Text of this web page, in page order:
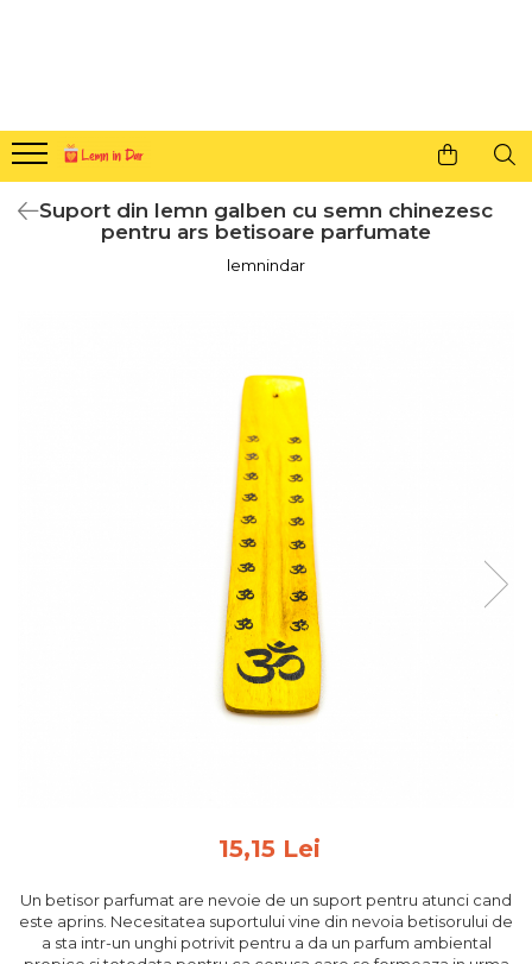
Agende din lemn
Agende 10x10
Semne de carte
Decoratiuni cu peisaje de iarna
Aromaterapie
Papioane din lemn
Suport din lemn galben cu semn chinezesc
pentru ars betisoare parfumate
lemnindar
15,15 Lei
Un betisor parfumat are nevoie de un suport pentru atunci cand
este aprins. Necesitatea suportului vine din nevoia betisorului de
a sta intr-un unghi potrivit pentru a da un parfum ambiental